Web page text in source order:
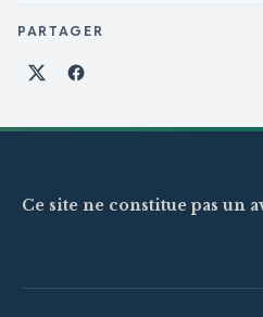
PARTAGER
Partager sur X
Partager sur
Ce site ne constitue pas un